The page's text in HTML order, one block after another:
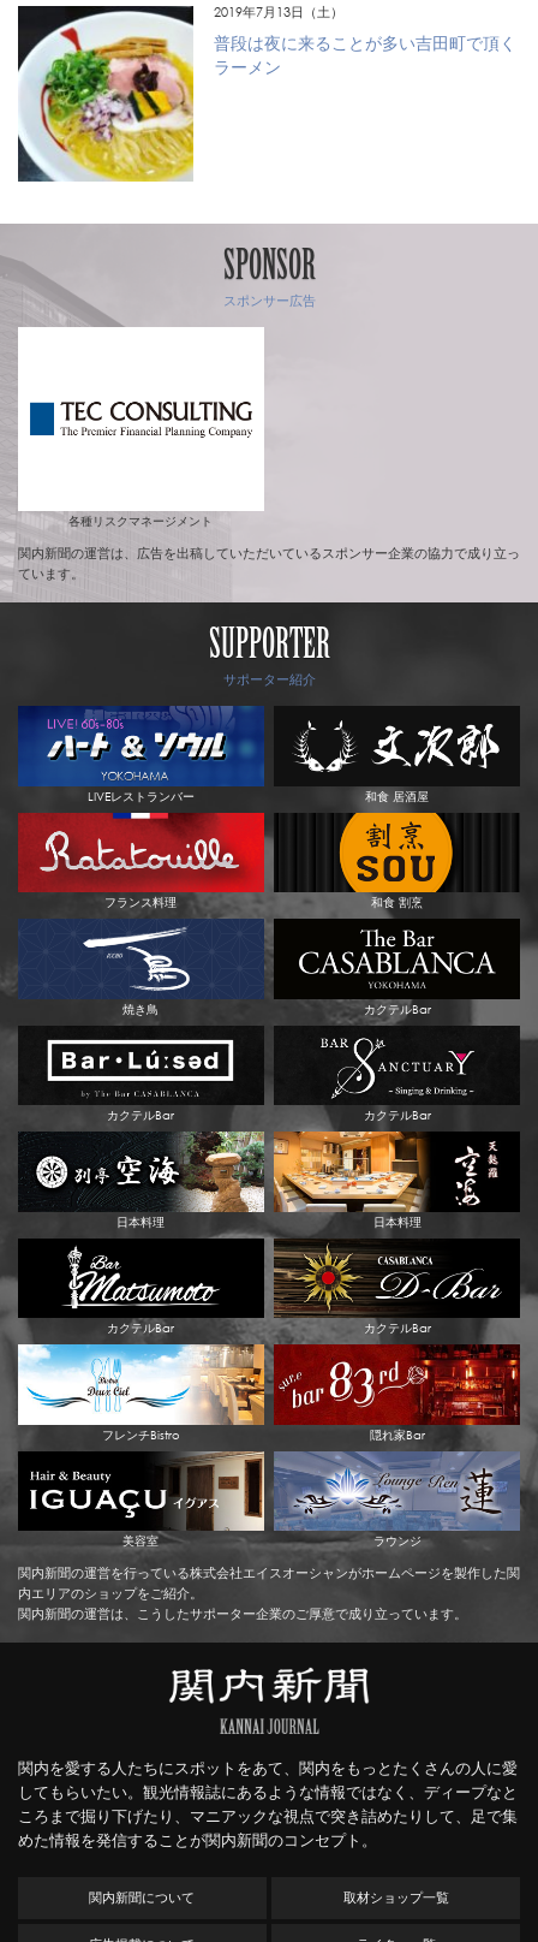
2019年7月13日（土）
普段は夜に来ることが多い吉田町で頂く
ラーメン
SPONSOR
スポンサー広告
各種リスクマネージメント
関内新聞の運営は、広告を出稿していただいているスポンサー企業の協力で成り立っ
ています。
SUPPORTER
サポーター紹介
LIVEレストランバー 和食 居酒屋
フランス料理 和食 割烹
焼き鳥 カクテルBar
カクテルBar カクテルBar
日本料理 日本料理
カクテルBar カクテルBar
フレンチBistro 隠れ家Bar
美容室 ラウンジ
関内新聞の運営を行っている株式会社エイスオーシャンがホームページを製作した関
内エリアのショップをご紹介。
関内新聞の運営は、こうしたサポーター企業のご厚意で成り立っています。
関内を愛する人たちにスポットをあて、関内をもっとたくさんの人に愛
してもらいたい。観光情報誌にあるような情報ではなく、ディープなと
ころまで掘り下げたり、マニアックな視点で突き詰めたりして、足で集
めた情報を発信することが関内新聞のコンセプト。
関内新聞について 取材ショップ一覧